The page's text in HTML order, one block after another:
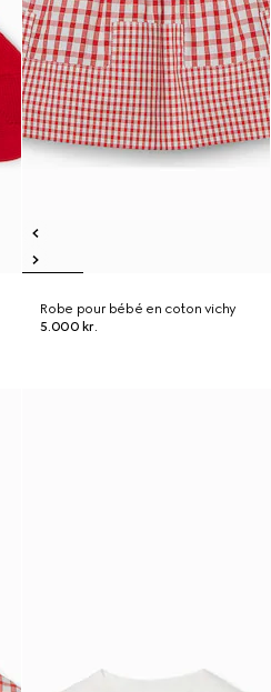
Robe pour bébé en coton vichy
5.000 kr.